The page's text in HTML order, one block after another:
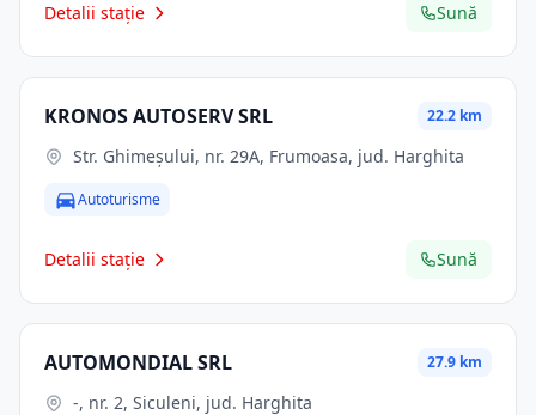
Detalii stație Sună
KRONOS AUTOSERV SRL 22.2 km
Str. Ghimeşului, nr. 29A, Frumoasa, jud. Harghita
Autoturisme
Detalii stație Sună
AUTOMONDIAL SRL 27.9 km
-, nr. 2, Siculeni, jud. Harghita